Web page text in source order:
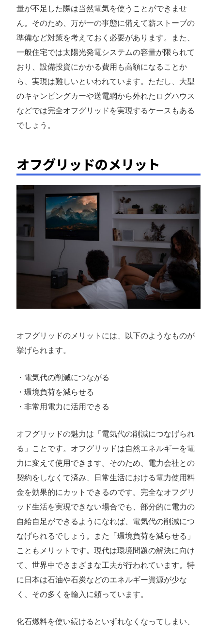
量が不足した際は当然電気を使うことができませ
ん。そのため、万が一の事態に備えて薪ストーブの
準備など対策を考えておく必要があります。また、
一般住宅では太陽光発電システムの容量が限られて
おり、設備投資にかかる費用も高額になることか
ら、実現は難しいといわれています。ただし、大型
のキャンピングカーや送電網から外れたログハウス
などでは完全オフグリッドを実現するケースもある
でしょう。
オフグリッドのメリット
オフグリッドのメリットには、以下のようなものが
挙げられます。
・電気代の削減につながる
・環境負荷を減らせる
・非常用電力に活用できる
オフグリッドの魅力は「電気代の削減につなげられ
る」ことです。オフグリッドは自然エネルギーを電
力に変えて使用できます。そのため、電力会社との
契約をしなくて済み、日常生活における電力使用料
金を効果的にカットできるのです。完全なオフグリ
ッド生活を実現できない場合でも、部分的に電力の
自給自足ができるようになれば、電気代の削減につ
なげられるでしょう。また「環境負荷を減らせる」
こともメリットです。現代は環境問題の解決に向け
て、世界中でさまざまな工夫が行われています。特
に日本は石油や石炭などのエネルギー資源が少な
く、その多くを輸入に頼っています。
化石燃料を使い続けるといずれなくなってしまい、